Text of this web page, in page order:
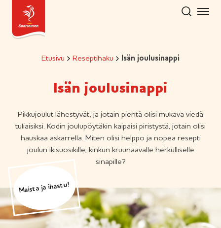
Hyppää
sisältöön
Etusivu Reseptihaku Isän joulusinappi
Isän joulusinappi
Pikkujoulut lähestyvät, ja jotain pientä olisi mukava viedä
tuliaisiksi. Kodin joulupöytäkin kaipaisi piristystä, jotain olisi
hauskaa askarrella. Miten olisi helppo ja nopea resepti
joulun ikisuosikille, kinkun kruunaavalle herkulliselle
sinapille?
Maista ja ihastu!